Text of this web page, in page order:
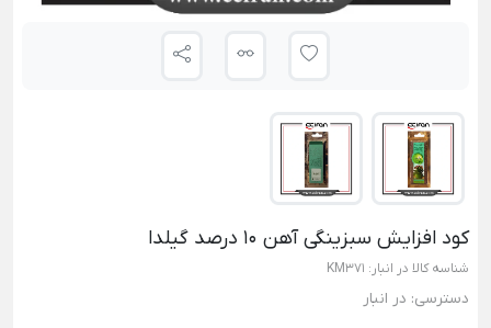
کود افزایش سبزینگی آهن 10 درصد گیلدا
شناسه کالا در انبار: KM371
دسترسی: در انبار